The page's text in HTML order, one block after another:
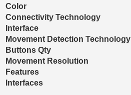
Color
Connectivity Technology
Interface
Movement Detection Technology
Buttons Qty
Movement Resolution
Features
Interfaces